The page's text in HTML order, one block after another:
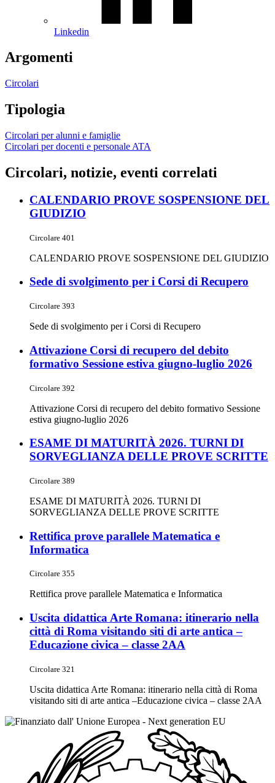
Linkedin
Argomenti
Circolari
Tipologia
Circolari per alunni e famiglie
Circolari per docenti e personale ATA
Circolari, notizie, eventi correlati
CALENDARIO PROVE SOSPENSIONE DEL
GIUDIZIO
Circolare 401
CALENDARIO PROVE SOSPENSIONE DEL GIUDIZIO
Sede di svolgimento per i Corsi di Recupero
Circolare 393
Sede di svolgimento per i Corsi di Recupero
Attivazione Corsi di recupero del debito
formativo Sessione estiva giugno-luglio 2026
Circolare 392
Attivazione Corsi di recupero del debito formativo Sessione
estiva giugno-luglio 2026
ESAME DI MATURITÀ 2026. TURNI DI
SORVEGLIANZA DELLE PROVE SCRITTE
Circolare 389
ESAME DI MATURITÀ 2026. TURNI DI
SORVEGLIANZA DELLE PROVE SCRITTE
Rettifica prove parallele Matematica e
Informatica
Circolare 355
Rettifica prove parallele Matematica e Informatica
Uscita didattica Arte Romana: itinerario nella
città di Roma visitando siti di arte antica –
Educazione civica – classe 2AA
Circolare 321
Uscita didattica Arte Romana: itinerario nella città di Roma
visitando siti di arte antica –Educazione civica – classe 2AA